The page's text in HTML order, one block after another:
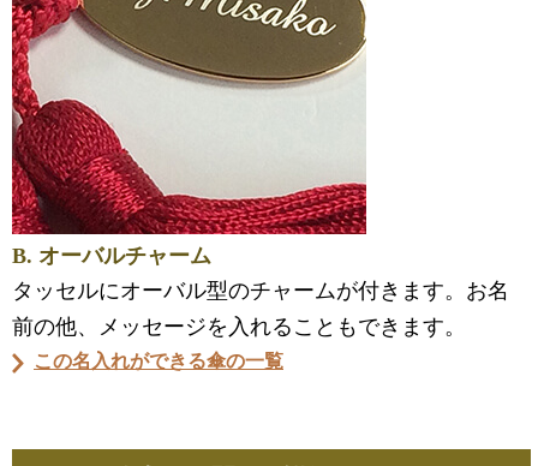
B. オーバルチャーム
タッセルにオーバル型のチャームが付きます。お名
前の他、メッセージを入れることもできます。
この名入れができる傘の一覧